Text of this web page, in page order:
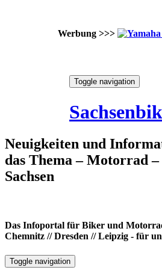
Werbung >>>
Toggle navigation
Neuigkeiten und
das Thema – Motorrad –
Sachsen
Das Infoportal für Biker und
Chemnitz // Dresden // Leipzig - für
Toggle navigation